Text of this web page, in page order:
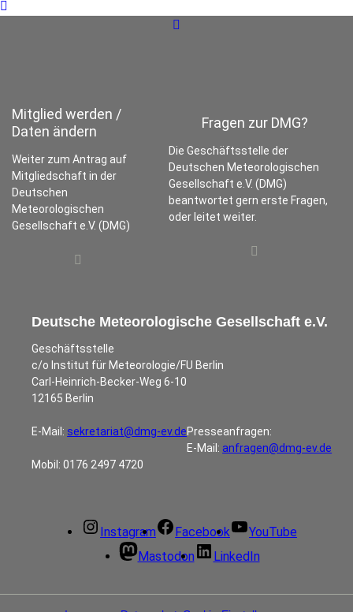
Mitglied werden /
Daten ändern
Weiter zum Antrag auf
Mitgliedschaft in der
Deutschen
Meteorologischen
Gesellschaft e.V. (DMG)
Fragen zur DMG?
Die Geschäftsstelle der
Deutschen Meteorologischen
Gesellschaft e.V. (DMG)
beantwortet gern erste Fragen,
oder leitet weiter.
Deutsche Meteorologische Gesellschaft e.V.
Geschäftsstelle
c/o Institut für Meteorologie/FU Berlin
Carl-Heinrich-Becker-Weg 6-10
12165 Berlin
E-Mail: sekretariat@dmg-ev.de
Mobil: 0176 2497 4720
Presseanfragen:
E-Mail: anfragen@dmg-ev.de
Instagram Facebook
YouTube
Mastodon
LinkedIn